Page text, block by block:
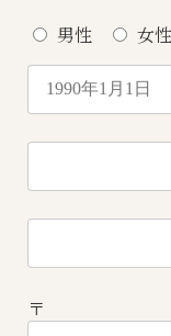
男性 女性
〒